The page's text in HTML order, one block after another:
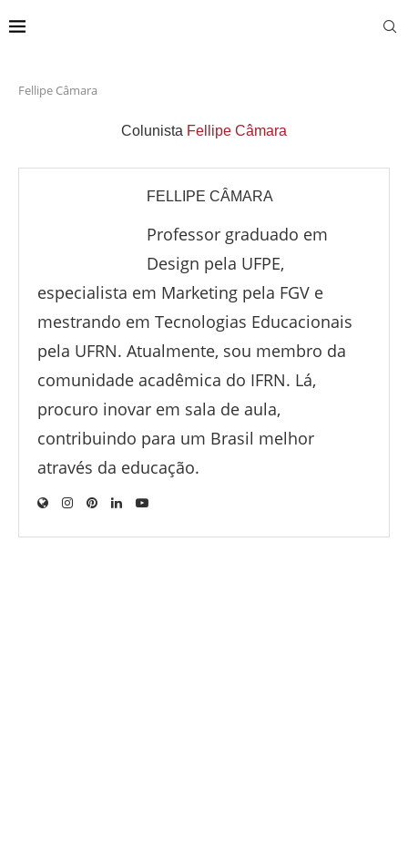
Fellipe Câmara
Colunista Fellipe Câmara
FELLIPE CÂMARA
Professor graduado em
Design pela UFPE,
especialista em Marketing pela FGV e
mestrando em Tecnologias Educacionais
pela UFRN. Atualmente, sou membro da
comunidade acadêmica do IFRN. Lá,
procuro inovar em sala de aula,
contribuindo para um Brasil melhor
através da educação.